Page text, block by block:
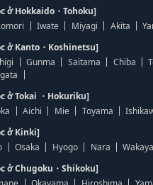
ở Hokkaido・Tohoku]
Iwate Miyagi Akita
ở Kanto・Koshinetsu]
Gunma Saitama Chiba
ở Tokai ・Hokuriku]
Aichi Mie Toyama
ở Kinki]
Osaka Hyogo Nara
ở Chugoku・Shikoku]